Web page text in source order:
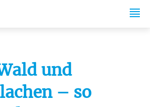
und
– so